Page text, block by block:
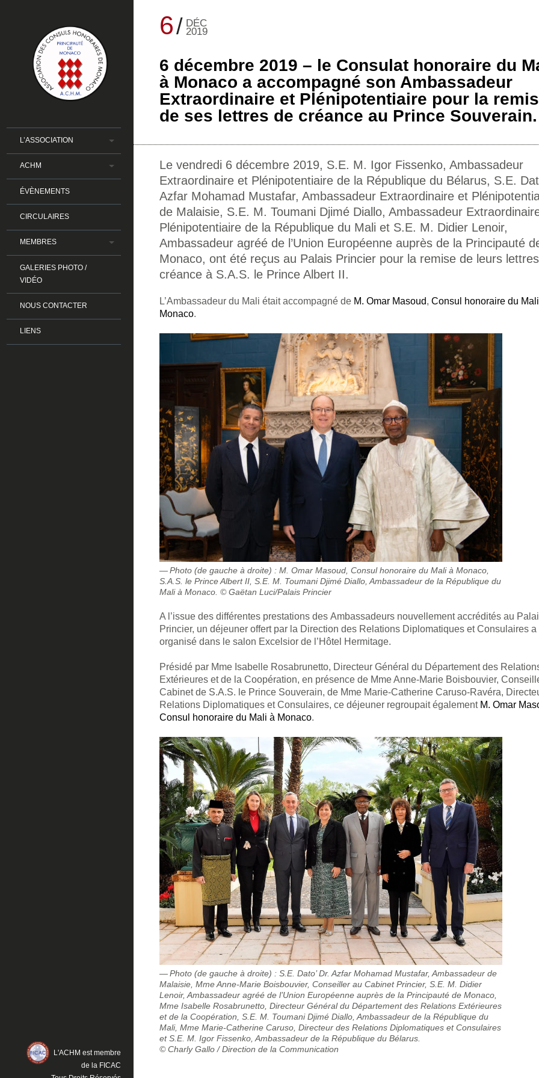
L’ASSOCIATION
ACHM
ÉVÈNEMENTS
CIRCULAIRES
MEMBRES
GALERIES PHOTO /
VIDÉO
NOUS CONTACTER
LIENS
L'ACHM est membre
de la FICAC
6 DÉC
2019
6 décembre 2019 – le Consulat honoraire du
à Monaco a accompagné son Ambassadeur
Extraordinaire et Plénipotentiaire pour la
de ses lettres de créance au Prince Souverain.
Le vendredi 6 décembre 2019, S.E. M. Igor Fissenko, Ambassadeur
Extraordinaire et Plénipotentiaire de la République du Bélarus, S.E.
Azfar Mohamad Mustafar, Ambassadeur Extraordinaire et
de Malaisie, S.E. M. Toumani Djimé Diallo, Ambassadeur
Plénipotentiaire de la République du Mali et S.E. M. Didier Lenoir,
Ambassadeur agréé de l’Union Européenne auprès de la Principauté
Monaco, ont été reçus au Palais Princier pour la remise de leurs
créance à S.A.S. le Prince Albert II.
L’Ambassadeur du Mali était accompagné de M. Omar Masoud, Consul honoraire du
Monaco.
Photo (de gauche à droite) : M. Omar Masoud, Consul honoraire du Mali à Monaco,
S.A.S. le Prince Albert II, S.E. M. Toumani Djimé Diallo, Ambassadeur de la République du
Mali à Monaco. © Gaëtan Luci/Palais Princier
A l’issue des différentes prestations des Ambassadeurs nouvellement accrédités au
Princier, un déjeuner offert par la Direction des Relations Diplomatiques et Consulaires a
organisé dans le salon Excelsior de l’Hôtel Hermitage.
Présidé par Mme Isabelle Rosabrunetto, Directeur Général du Département des
Extérieures et de la Coopération, en présence de Mme Anne-Marie Boisbouvier,
Cabinet de S.A.S. le Prince Souverain, de Mme Marie-Catherine Caruso-Ravéra,
Relations Diplomatiques et Consulaires, ce déjeuner regroupait également M. Omar
Consul honoraire du Mali à Monaco.
Photo (de gauche à droite) : S.E. Dato’ Dr. Azfar Mohamad Mustafar, Ambassadeur de
Malaisie, Mme Anne-Marie Boisbouvier, Conseiller au Cabinet Princier, S.E. M. Didier
Lenoir, Ambassadeur agréé de l’Union Européenne auprès de la Principauté de Monaco,
Mme Isabelle Rosabrunetto, Directeur Général du Département des Relations Extérieures
et de la Coopération, S.E. M. Toumani Djimé Diallo, Ambassadeur de la République du
Mali, Mme Marie-Catherine Caruso, Directeur des Relations Diplomatiques et Consulaires
et S.E. M. Igor Fissenko, Ambassadeur de la République du Bélarus.
© Charly Gallo / Direction de la Communication